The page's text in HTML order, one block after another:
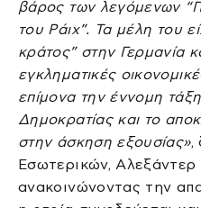
βάρος των λεγόμενων
του Ράιχ”. Τα μέλη του
κράτος” στην Γερμανία
εγκληματικές
επίμονα την έννομη
Δημοκρατίας και το
στην άσκηση εξουσίας»,
Εσωτερικών, Αλεξάντερ
ανακοινώνοντας την